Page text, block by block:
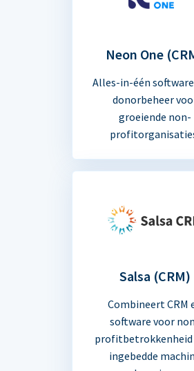
Neon One
Alles-in-één
donorbeheer
groeiende non-
Salsa (CRM)
Combineert CRM
software voor
ingebedde